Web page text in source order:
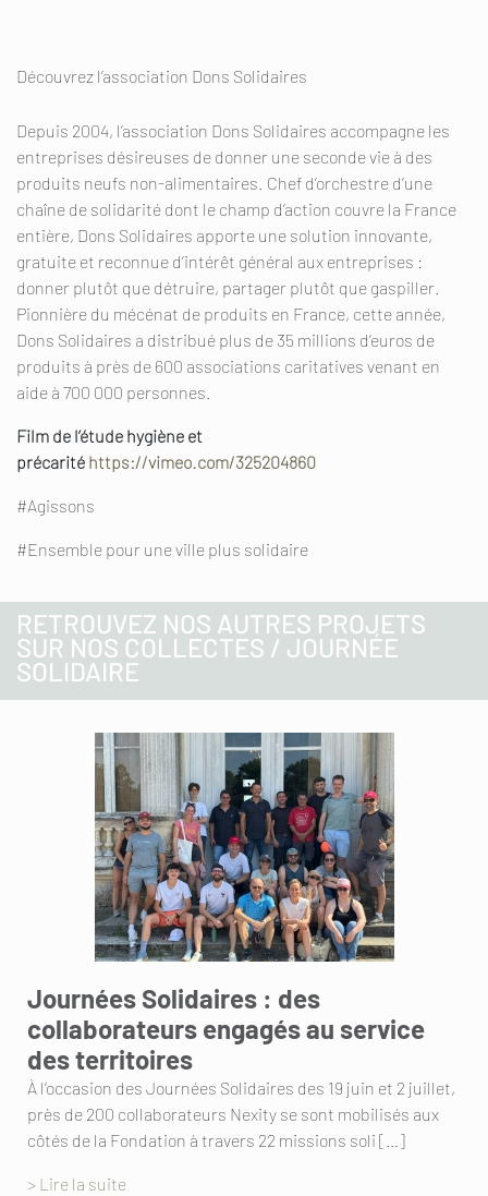
Découvrez l’association Dons Solidaires
Depuis 2004, l’association Dons Solidaires accompagne les
entreprises désireuses de donner une seconde vie à des
produits neufs non-alimentaires. Chef d’orchestre d’une
chaîne de solidarité dont le champ d’action couvre la France
entière, Dons Solidaires apporte une solution innovante,
gratuite et reconnue d’intérêt général aux entreprises :
donner plutôt que détruire, partager plutôt que gaspiller.
Pionnière du mécénat de produits en France, cette année,
Dons Solidaires a distribué plus de 35 millions d’euros de
produits à près de 600 associations caritatives venant en
aide à 700 000 personnes.
Film de l’étude hygiène et
précarité https://vimeo.com/325204860
#Agissons
#Ensemble pour une ville plus solidaire
RETROUVEZ NOS AUTRES PROJETS
SUR NOS COLLECTES / JOURNÉE
SOLIDAIRE
Journées Solidaires : des
collaborateurs engagés au service
des territoires
À l’occasion des Journées Solidaires des 19 juin et 2 juillet,
près de 200 collaborateurs Nexity se sont mobilisés aux
côtés de la Fondation à travers 22 missions soli […]
> Lire la suite